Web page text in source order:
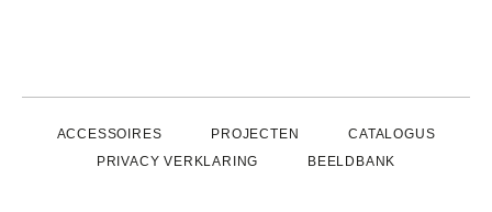
ACCESSOIRES PROJECTEN
CATALOGUS
PRIVACY VERKLARING
BEELDBANK